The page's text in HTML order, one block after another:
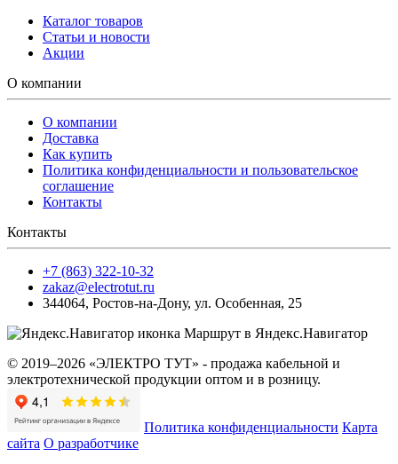
Каталог товаров
Статьи и новости
Акции
О компании
О компании
Доставка
Как купить
Политика конфиденциальности и пользовательское
соглашение
Контакты
Контакты
+7 (863) 322-10-32
zakaz@electrotut.ru
344064, Ростов-на-Дону, ул. Особенная, 25
Маршрут в Яндекс.Навигатор
© 2019–2026 «ЭЛЕКТРО ТУТ» - продажа кабельной и
электротехнической продукции оптом и в розницу.
Политика конфиденциальности Карта
сайта О разработчике